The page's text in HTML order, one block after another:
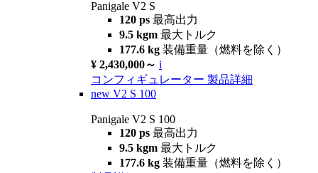
Panigale V2 S
120 ps 最高出力
9.5 kgm 最大トルク
177.6 kg 装備重量（燃料を除く）
¥ 2,430,000～ i
コンフィギュレーター 製品詳細
new V2 S 100
Panigale V2 S 100
120 ps 最高出力
9.5 kgm 最大トルク
177.6 kg 装備重量（燃料を除く）